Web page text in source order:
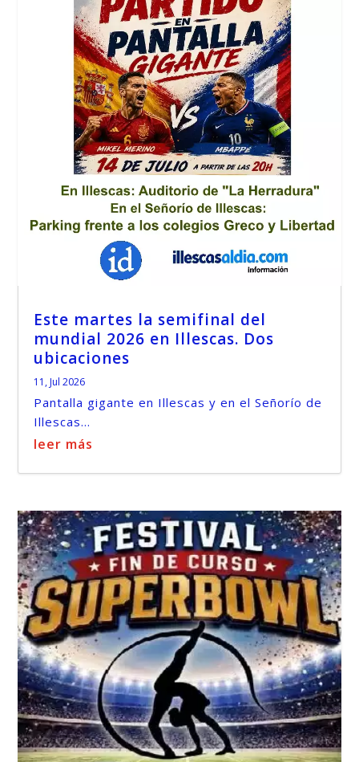
Este martes la semifinal del
mundial 2026 en Illescas. Dos
ubicaciones
11, Jul 2026
Pantalla gigante en Illescas y en el Señorío de
Illescas...
leer más